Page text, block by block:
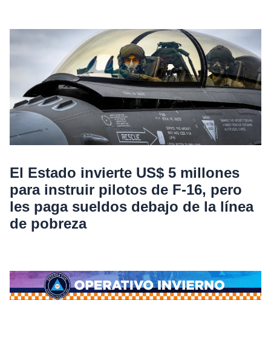
El Estado invierte US$ 5 millones
para instruir pilotos de F-16, pero
les paga sueldos debajo de la línea
de pobreza